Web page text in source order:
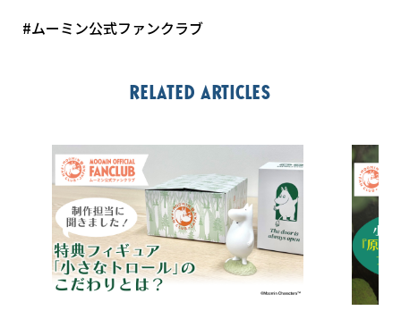
#ムーミン公式ファンクラブ
Related articles